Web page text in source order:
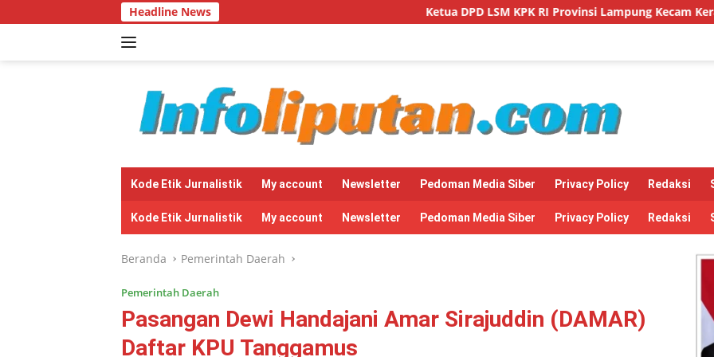
ke
Headline News Ketua DPD LSM KPK RI Provinsi Lampung Kecam Keras Intimidasi Pimpinan
Kode Etik Jurnalistik My account Newsletter Pedoman Media Siber Privacy Policy Redaksi
Kode Etik Jurnalistik My account Newsletter Pedoman Media Siber Privacy Policy Redaksi
Beranda Pemerintah Daerah
Pemerintah Daerah
Pasangan Dewi Handajani Amar Sirajuddin (DAMAR)
Daftar KPU Tanggamus